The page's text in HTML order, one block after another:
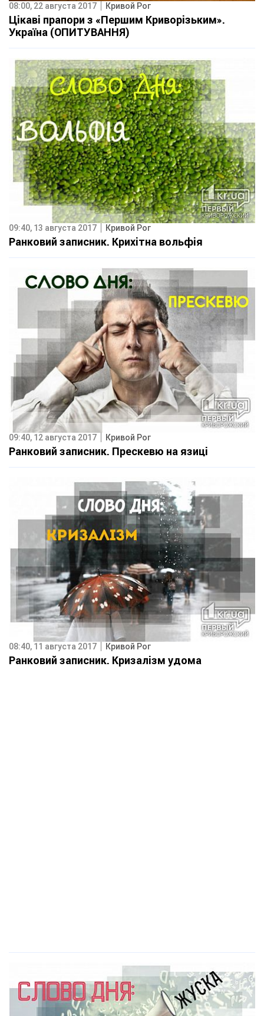
08:00, 22 августа 2017 Кривой Рог
Цікаві прапори з «Першим Криворізьким».
Україна (ОПИТУВАННЯ)
09:40, 13 августа 2017 Кривой Рог
Ранковий записник. Крихітна вольфія
09:40, 12 августа 2017 Кривой Рог
Ранковий записник. Прескевю на язиці
08:40, 11 августа 2017 Кривой Рог
Ранковий записник. Кризалізм удома